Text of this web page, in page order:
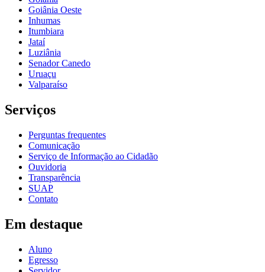
Goiânia Oeste
Inhumas
Itumbiara
Jataí
Luziânia
Senador Canedo
Uruaçu
Valparaíso
Serviços
Perguntas frequentes
Comunicação
Serviço de Informação ao Cidadão
Ouvidoria
Transparência
SUAP
Contato
Em destaque
Aluno
Egresso